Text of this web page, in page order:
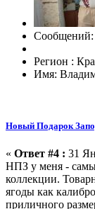
Сообщений:
Регион :
Имя:
Новый Подарок
« Ответ #4 : 31
НПЗ у меня -
коллекции.
ягоды как
приличного